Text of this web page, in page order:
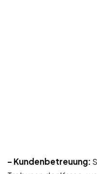
– Kundenbetreuung: